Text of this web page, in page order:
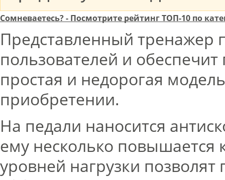
Сомневаетесь? - Посмотрите рейтинг ТОП-10 по
Представленный тренажер
пользователей и
простая и недорогая
приобретении.
На педали наносится
ему несколько повышается
уровней нагрузки